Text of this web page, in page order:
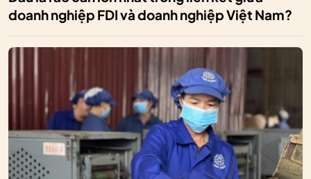
doanh nghiệp FDI và doanh nghiệp Việt Nam?